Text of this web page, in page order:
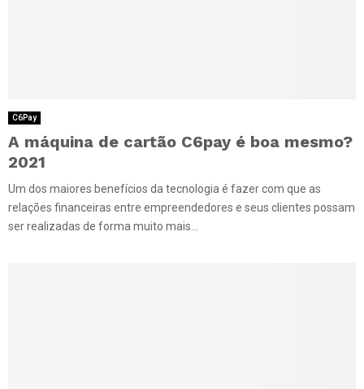
C6Pay
A máquina de cartão C6pay é boa mesmo?
2021
Um dos maiores benefícios da tecnologia é fazer com que as
relações financeiras entre empreendedores e seus clientes possam
ser realizadas de forma muito mais...